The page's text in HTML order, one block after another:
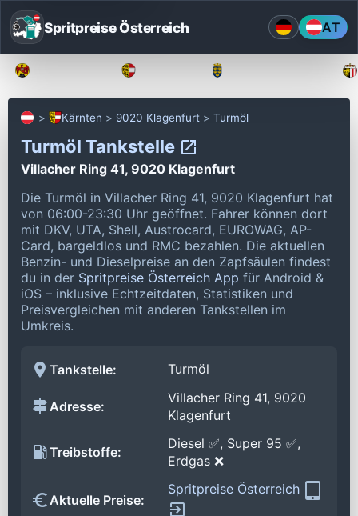
Spritpreise Österreich AT
Kärnten 9020 Klagenfurt Turmöl
Turmöl Tankstelle
Villacher Ring 41, 9020 Klagenfurt
Die Turmöl in Villacher Ring 41, 9020 Klagenfurt hat
von 06:00-23:30 Uhr geöffnet. Fahrer können dort
mit DKV, UTA, Shell, Austrocard, EUROWAG, AP-
Card, bargeldlos und RMC bezahlen. Die aktuellen
Benzin- und Dieselpreise an den Zapfsäulen findest
du in der Spritpreise Österreich App für Android &
iOS – inklusive Echtzeitdaten, Statistiken und
Preisvergleichen mit anderen Tankstellen im
Umkreis.
Tankstelle: Turmöl
Adresse:
Villacher Ring 41, 9020
Klagenfurt
Treibstoffe:
Diesel ✅, Super 95 ✅,
Erdgas ❌
Aktuelle Preise:
Spritpreise Österreich